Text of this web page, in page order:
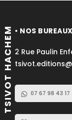
TSIVOT HACHEM • NOS BUREAUX
2 Rue Paulin
07 67 98 43 17